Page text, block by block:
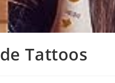
Tattoos